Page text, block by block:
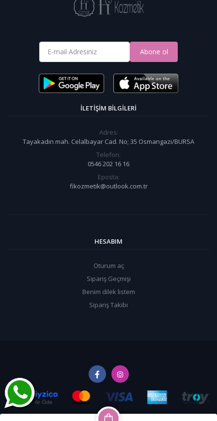
Abone ol
İLETIŞIM BILGILERI
Adres:
Tayakadın mah. Celalbayar Cad. No; 35 Osmangazi/BURSA
Telefon:
0546 202 16 16
Eposta:
fikozmetik@outlook.com.tr
HESABIM
Oturum aç
Sipariş Geçmişi
Benim dilek listem
Sipariş Takibi